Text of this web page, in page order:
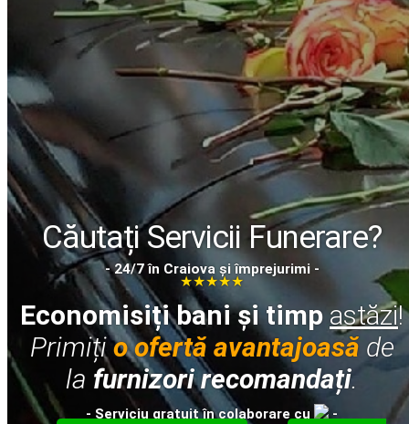
Căutați Servicii Funerare?
- 24/7 în Craiova și împrejurimi -
★★★★★
Economisiți bani și timp astăzi!
Primițio ofertă avantajoasă de
la furnizori recomandați.
- Serviciu gratuitîn colaborare cu -